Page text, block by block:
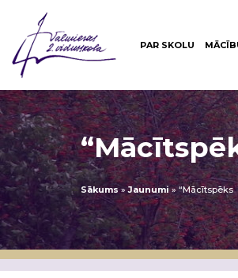
PAR SKOLU
Sākums»Jaunumi»“Mācītspēks